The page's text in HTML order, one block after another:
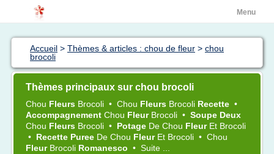
Menu
Accueil > Thèmes & articles : chou de fleur > chou
brocoli
Thèmes principaux sur chou brocoli
Chou Fleurs Brocoli • Chou Fleurs Brocoli Recette •
Accompagnement Chou Fleur Brocoli • Soupe Deux
Chou Fleurs Brocoli • Potage De Chou Fleur Et Brocoli
• Recette Puree De Chou Fleur Et Brocoli • Chou
Fleur Brocoli Romanesco • Suite ...